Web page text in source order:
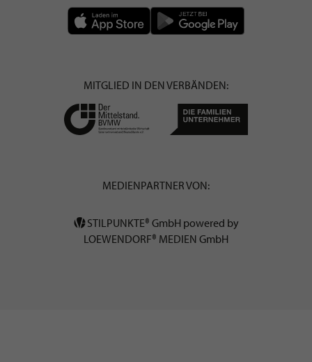
MITGLIED IN DEN VERBÄNDEN:
MEDIENPARTNER VON:
STILPUNKTE® GmbH powered by
LOEWENDORF® MEDIEN GmbH